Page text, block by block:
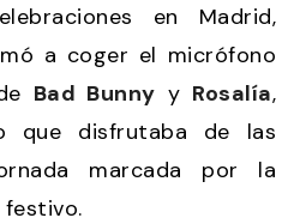
en Madrid,
a coger el micrófono
Bad Bunny y Rosalía,
que disfrutaba de las
marcada por la